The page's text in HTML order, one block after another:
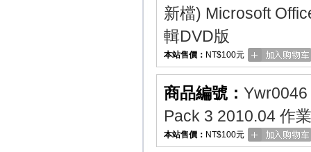
新檔) Microsoft
輯DVD版
本站售價： NT$100元
商品編號： Ywr0046
Pack 3 2010.04 作
本站售價： NT$100元